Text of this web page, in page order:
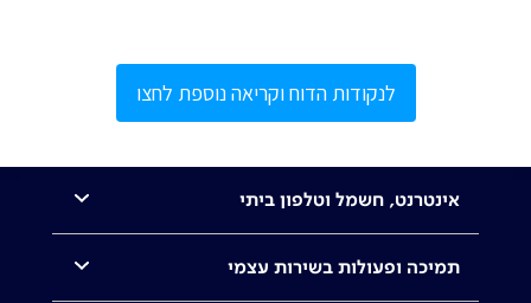
לנקודות הדוח וקריאה נוספת לחצו
אינטרנט, חשמל וטלפון ביתי
תמיכה ופעולות בשירות עצמי